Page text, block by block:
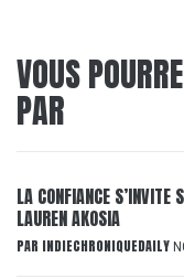
VOUS
PAR
LA CONFIANCE
LAUREN AKOSIA
PAR INDIECHRONIQUEDAILY